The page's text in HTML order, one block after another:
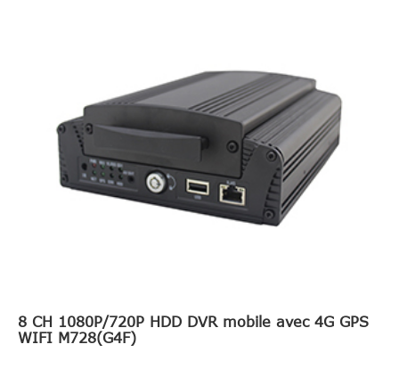
8 CH 1080P/720P HDD DVR mobile avec 4G GPS
WIFI M728(G4F)